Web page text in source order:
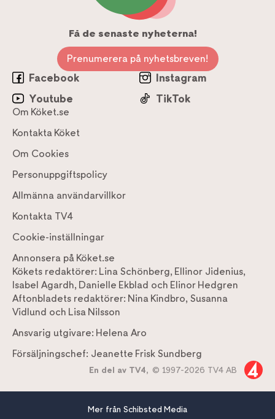
Få de senaste nyheterna!
Prenumerera på nyhetsbreven!
Facebook
Instagram
Youtube
TikTok
Om Köket.se
Kontakta Köket
Om Cookies
Personuppgiftspolicy
Allmänna användarvillkor
Kontakta TV4
Cookie-inställningar
Annonsera på Köket.se
Kökets redaktörer: Lina Schönberg, Ellinor Jidenius,
Isabel Agardh, Danielle Ekblad och Elinor Hedgren
Aftonbladets redaktörer: Nina Kindbro, Susanna
Vidlund och Lisa Nilsson
Ansvarig utgivare: Helena Aro
Försäljningschef: Jeanette Frisk Sundberg
En del av TV4, © 1997-2026 TV4 AB
Mer från Schibsted Media